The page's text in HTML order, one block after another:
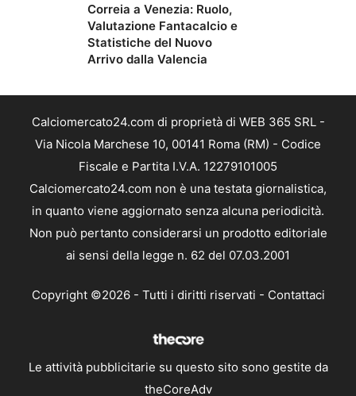
Correia a Venezia: Ruolo,
Valutazione Fantacalcio e
Statistiche del Nuovo
Arrivo dalla Valencia
Calciomercato24.com di proprietà di WEB 365 SRL -
Via Nicola Marchese 10, 00141 Roma (RM) - Codice
Fiscale e Partita I.V.A. 12279101005
Calciomercato24.com non è una testata giornalistica,
in quanto viene aggiornato senza alcuna periodicità.
Non può pertanto considerarsi un prodotto editoriale
ai sensi della legge n. 62 del 07.03.2001
Copyright ©2026 - Tutti i diritti riservati - Contattaci
Le attività pubblicitarie su questo sito sono gestite da
theCoreAdv